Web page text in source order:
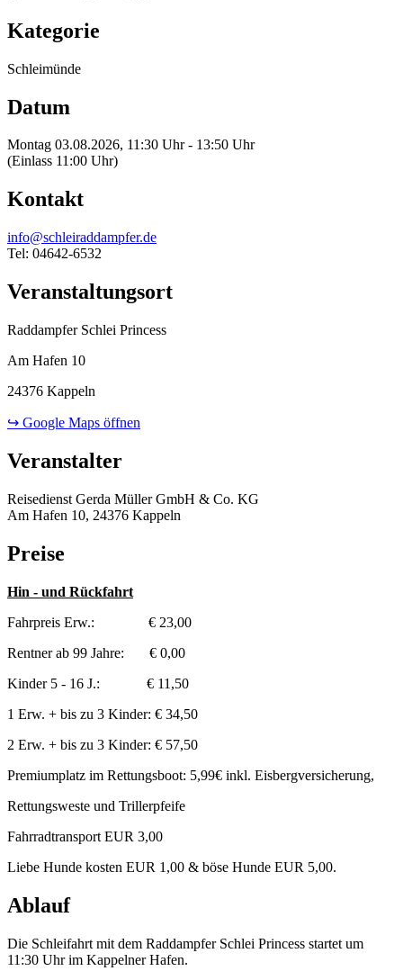
Kategorie
Schleimünde
Datum
Montag 03.08.2026, 11:30 Uhr - 13:50 Uhr
(Einlass 11:00 Uhr)
Kontakt
info@schleiraddampfer.de
Tel: 04642-6532
Veranstaltungsort
Raddampfer Schlei Princess
Am Hafen 10
24376 Kappeln
↪ Google Maps öffnen
Veranstalter
Reisedienst Gerda Müller GmbH & Co. KG
Am Hafen 10, 24376 Kappeln
Preise
Hin - und Rückfahrt
Fahrpreis Erw.: € 23,00
Rentner ab 99 Jahre: € 0,00
Kinder 5 - 16 J.: € 11,50
1 Erw. + bis zu 3 Kinder: € 34,50
2 Erw. + bis zu 3 Kinder: € 57,50
Premiumplatz im Rettungsboot: 5,99€ inkl. Eisbergversicherung,
Rettungsweste und Trillerpfeife
Fahrradtransport EUR 3,00
Liebe Hunde kosten EUR 1,00 & böse Hunde EUR 5,00.
Ablauf
Die Schleifahrt mit dem Raddampfer Schlei Princess startet um
11:30 Uhr im Kappelner Hafen.